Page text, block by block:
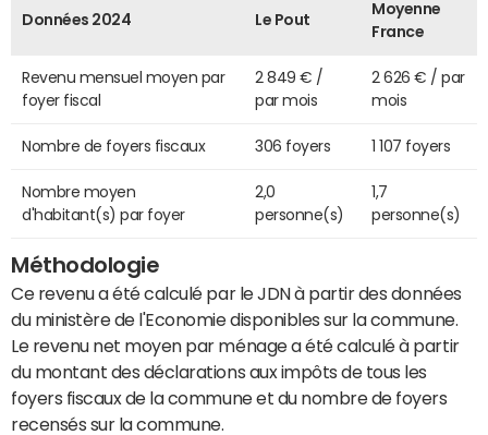
Données 2024 Le Pout
Moyenne
France
Revenu mensuel moyen par
foyer fiscal
2 849 € /
par mois
2 626 € / par
mois
Nombre de foyers fiscaux 306 foyers 1 107 foyers
Nombre moyen
d'habitant(s) par foyer
2,0
personne(s)
1,7
personne(s)
Méthodologie
Ce revenu a été calculé par le JDN à partir des données
du ministère de l'Economie disponibles sur la commune.
Le revenu net moyen par ménage a été calculé à partir
du montant des déclarations aux impôts de tous les
foyers fiscaux de la commune et du nombre de foyers
recensés sur la commune.